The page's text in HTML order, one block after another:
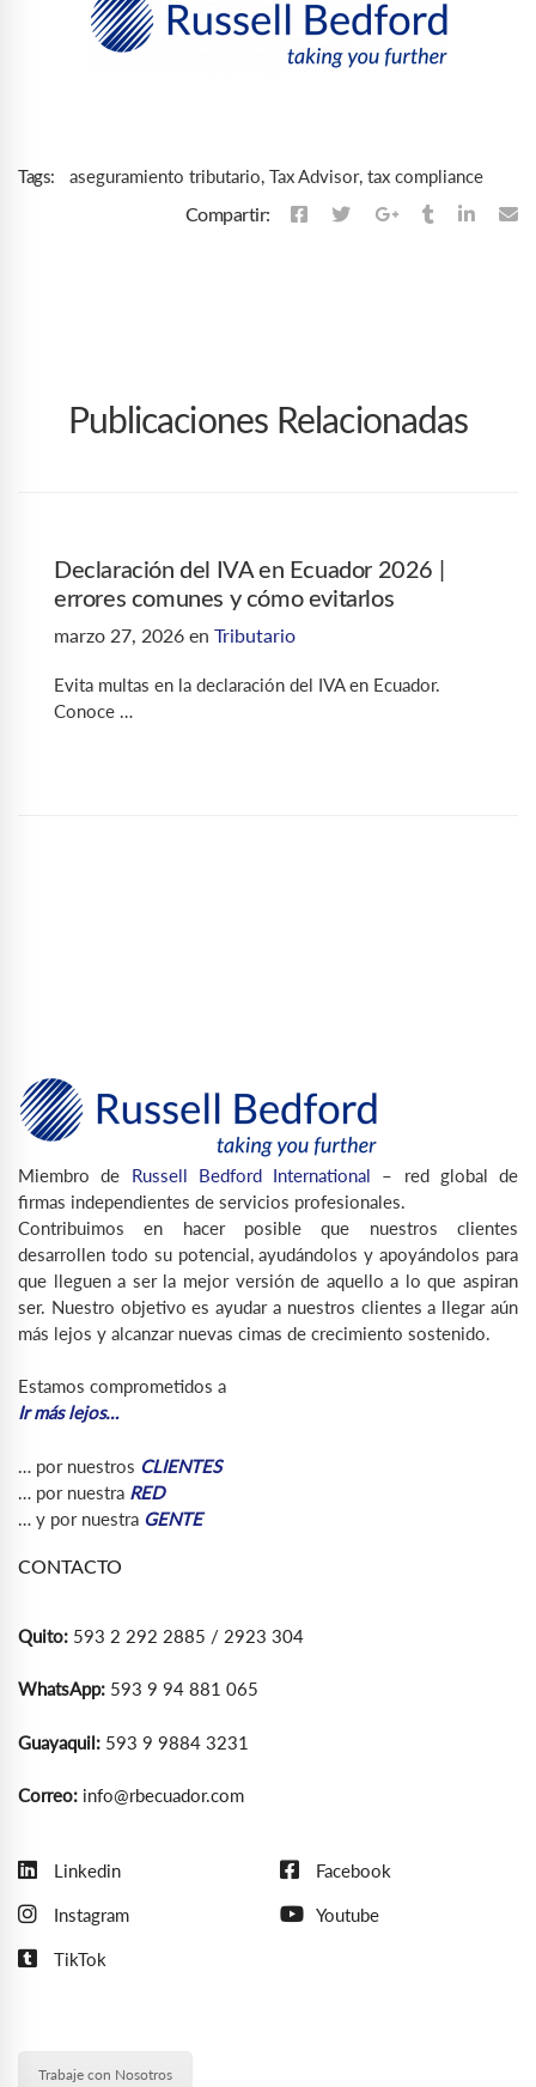
Tags: aseguramiento tributario, Tax Advisor, tax compliance
Compartir:
Publicaciones Relacionadas
Declaración del IVA en Ecuador 2026 |
errores comunes y cómo evitarlos
marzo 27, 2026 en Tributario
Evita multas en la declaración del IVA en Ecuador.
Conoce …
Miembro de Russell Bedford International – red global de
firmas independientes de servicios profesionales.
Contribuimos en hacer posible que nuestros clientes
desarrollen todo su potencial, ayudándolos y apoyándolos para
que lleguen a ser la mejor versión de aquello a lo que aspiran
ser. Nuestro objetivo es ayudar a nuestros clientes a llegar aún
más lejos y alcanzar nuevas cimas de crecimiento sostenido.
Estamos comprometidos a
Ir más lejos…
… por nuestros CLIENTES
… por nuestra RED
… y por nuestra GENTE
CONTACTO
Quito: 593 2 292 2885 / 2923 304
WhatsApp: 593 9 94 881 065
Guayaquil: 593 9 9884 3231
Correo: info@rbecuador.com
Linkedin Facebook
Instagram Youtube
TikTok
Trabaje con Nosotros